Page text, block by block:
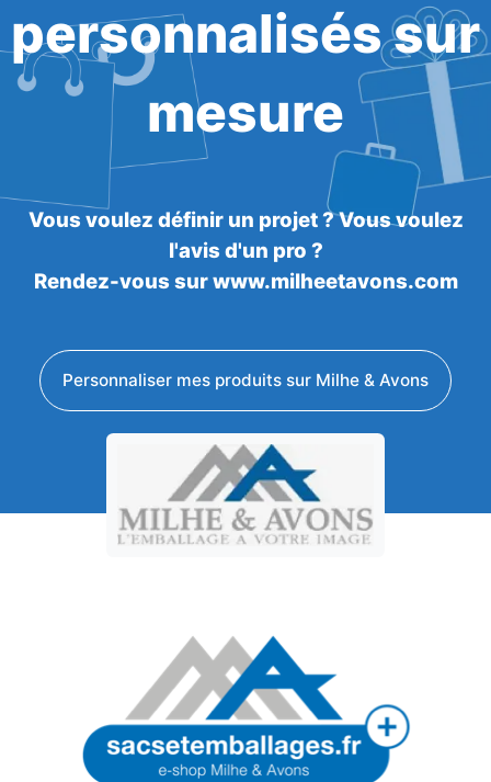
personnalisés sur
mesure
Vous voulez définir un projet ? Vous voulez
l'avis d'un pro ?
Rendez-vous sur www.milheetavons.com
Personnaliser mes produits sur Milhe & Avons